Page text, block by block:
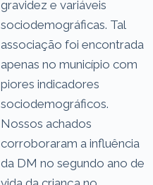
gravidez e variáveis
sociodemográficas. Tal
associação foi encontrada
apenas no município com
piores indicadores
sociodemográficos.
Nossos achados
corroboraram a influência
da DM no segundo ano de